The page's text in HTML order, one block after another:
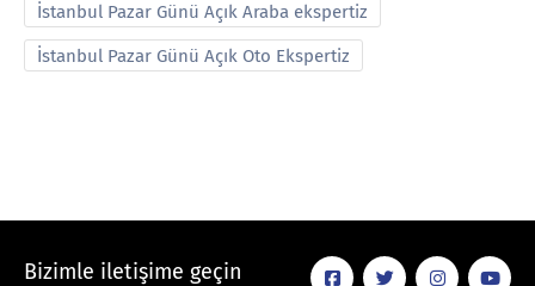
İstanbul Pazar Günü Açık Araba ekspertiz
İstanbul Pazar Günü Açık Oto Ekspertiz
Bizimle iletişime geçin